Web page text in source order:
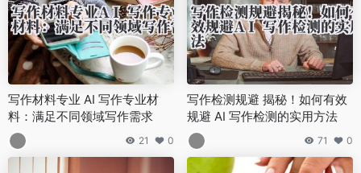
写作材料专业 AI 写作专业材
料：满足不同领域写作需求
21 0
写作检测规避 揭秘！如何有效
规避 AI 写作检测的实用方法
71 0